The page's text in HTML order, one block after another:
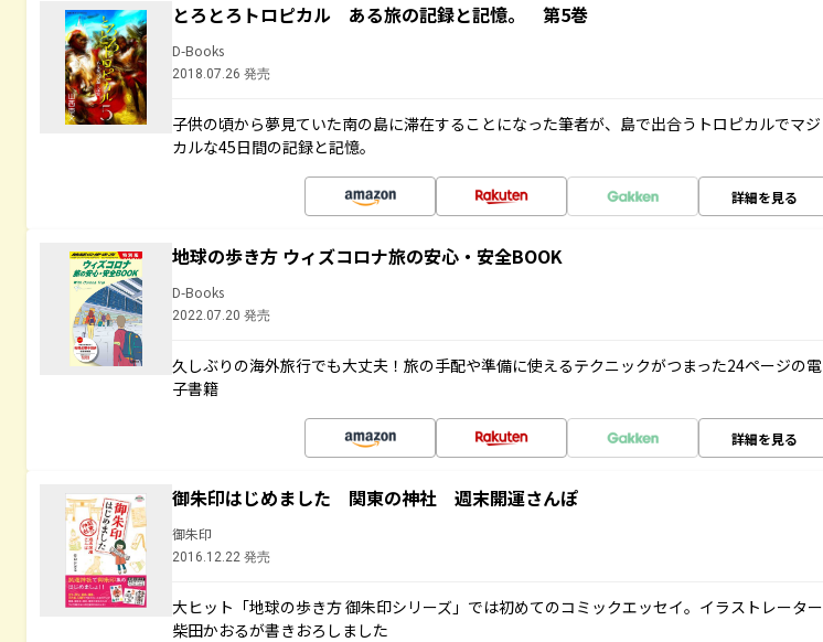
とろとろトロピカル ある旅の記録と記憶。 第5巻
D-Books
2018.07.26 発売
子供の頃から夢見ていた南の島に滞在することになった筆者が、島で出合うトロピカルでマジ
カルな45日間の記録と記憶。
詳細を見る
地球の歩き方 ウィズコロナ旅の安心・安全BOOK
D-Books
2022.07.20 発売
久しぶりの海外旅行でも大丈夫！旅の手配や準備に使えるテクニックがつまった24ページの電
子書籍
詳細を見る
御朱印はじめました 関東の神社 週末開運さんぽ
御朱印
2016.12.22 発売
大ヒット「地球の歩き方 御朱印シリーズ」では初めてのコミックエッセイ。イラストレーター
柴田かおるが書きおろしました